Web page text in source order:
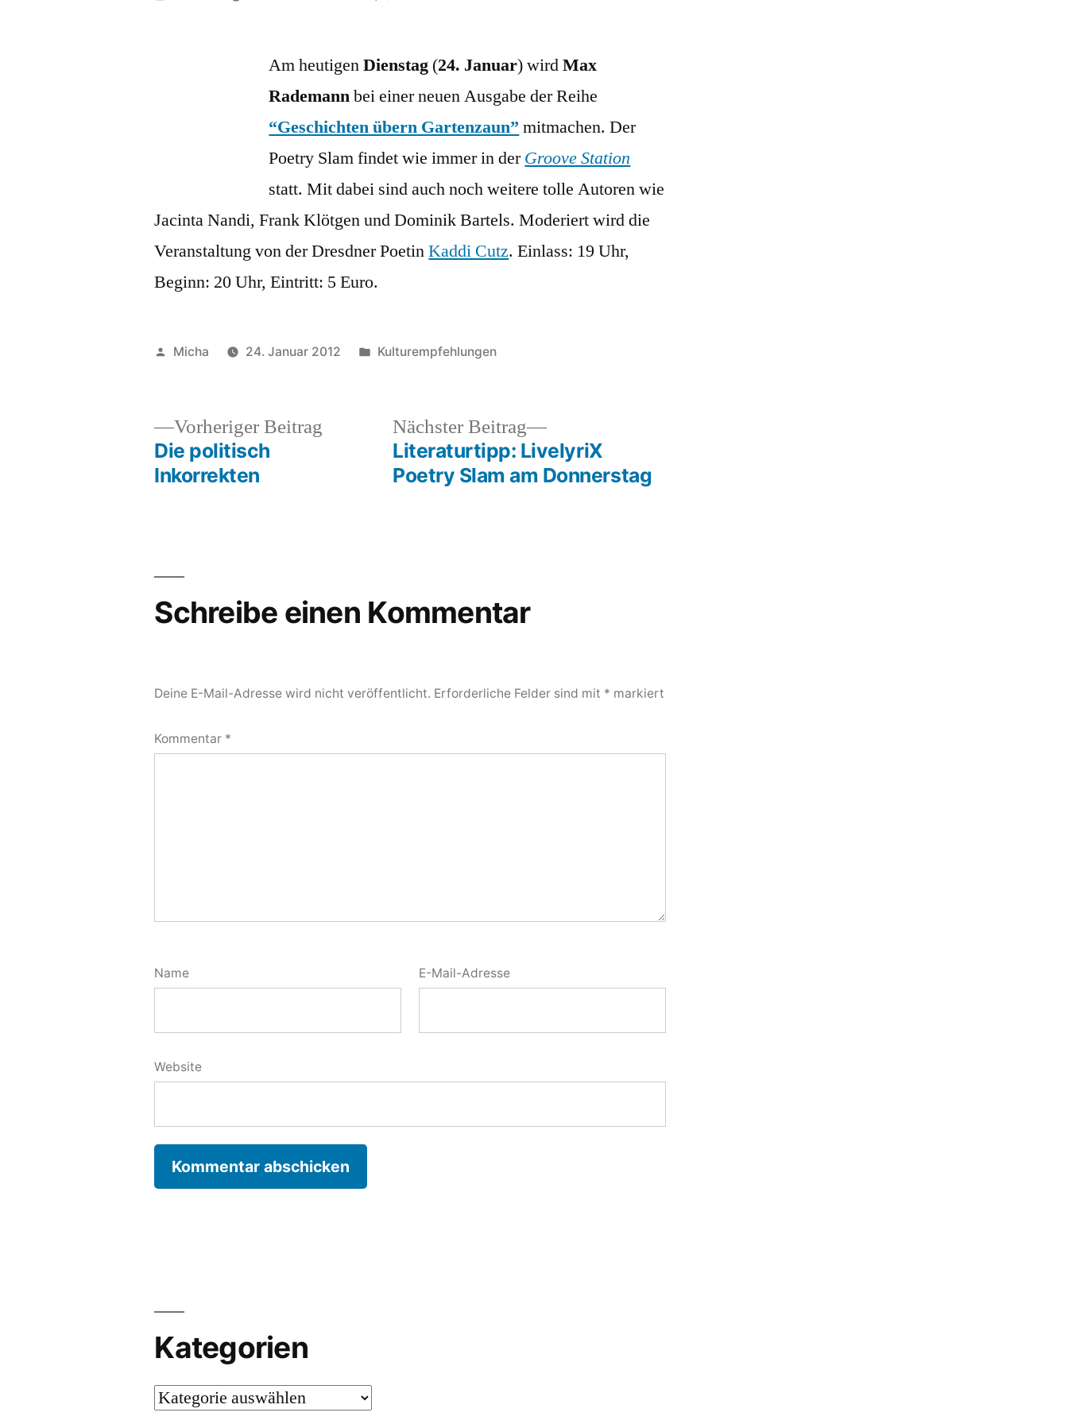
Tipp:
liest
übern
Gartenzaun
Am heutigenDienstag (24. Januar) wirdMax
Rademannbei einer neuen Ausgabe der Reihe
“Geschichten übern Gartenzaun” mitmachen. Der
Poetry Slam findet wie immer in derGroove Station
statt. Mit dabei sind auch noch weitere tolle Autoren wie
Jacinta Nandi, Frank Klötgen und Dominik Bartels. Moderiert wird die
Veranstaltung von der Dresdner PoetinKaddi Cutz. Einlass: 19 Uhr,
Beginn: 20 Uhr, Eintritt: 5 Euro.
Veröffentlicht
Micha 24. Januar 2012
Veröffentlicht
Kulturempfehlungen
Beitragsnavigation
Vorheriger Beitrag Vorheriger
Die politisch
Inkorrekten
Nächster Beitrag
Nächster
Beitrag:
Literaturtipp: LivelyriX
Poetry Slam am Donnerstag
Schreibe einen Kommentar
Deine E-Mail-Adresse wird nicht veröffentlicht. Erforderliche Felder sind mit * markiert
Kommentar *
Name E-Mail-Adresse
Website
Kategorien
Kategorien